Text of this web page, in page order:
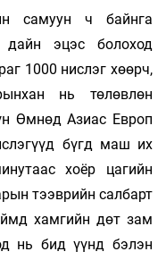
самуун ч байнга
дайн эцэс болоход
1000 нислэг хөөрч,
нь төлөвлөн
Өмнөд Азиас Европ
бүгд маш их
хоёр цагийн
тээврийн салбарт
хамгийн дөт зам
нь бид үүнд бэлэн